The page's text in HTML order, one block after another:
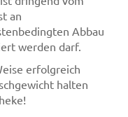
an
Abbau
werden darf.
erfolgreich
halten